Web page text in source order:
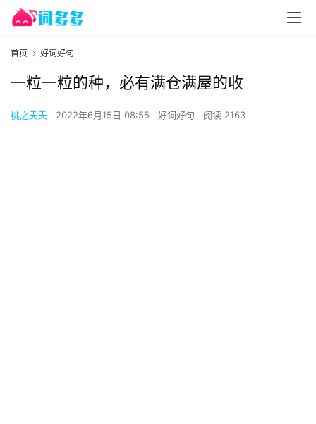
首页 好词好句
一粒一粒的种，必有满仓满屋的收
桃之夭夭 2022年6月15日 08:55 好词好句 阅读 2163